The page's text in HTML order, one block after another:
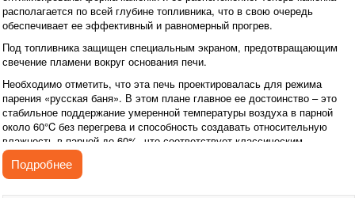
располагается по всей глубине топливника, что в свою очередь
обеспечивает ее эффективный и равномерный прогрев.
Под топливника защищен специальным экраном, предотвращающим
свечение пламени вокруг основания печи.
Необходимо отметить, что эта печь проектировалась для режима
парения «русская баня». В этом плане главное ее достоинство – это
стабильное поддержание умеренной температуры воздуха в парной
около 60°C без перегрева и способность создавать относительную
влажность в парной до 60%, что соответствует классическим
параметрам русской паровой бани.
При этом нужно понимать, что эта печь не является рекордсменом по
скорости нагрева парной. Но дополнительное время ничто по
Подробнее